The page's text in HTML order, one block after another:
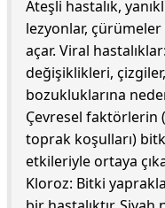
Ateşli hastalık,
lezyonlar,
açar. Viral
değişiklikleri,
bozukluklarına
Çevresel faktörlerin
toprak koşulları)
etkileriyle ortaya
Kloroz: Bitki